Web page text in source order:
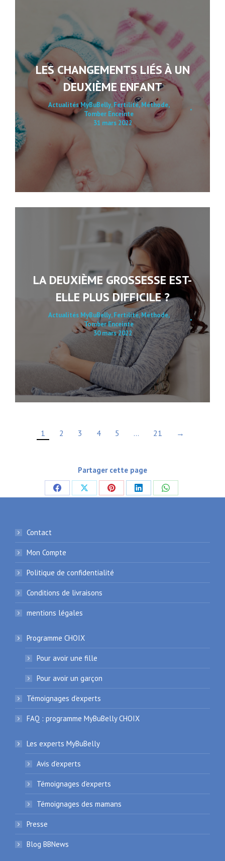
LES CHANGEMENTS LIÉS À UN
DEUXIÈME ENFANT
Actualités MyBuBelly,Fertilité,Méthode,
Tomber Enceinte
31 mars 2022
LA DEUXIÈME GROSSESSE EST-
ELLE PLUS DIFFICILE ?
Actualités MyBuBelly,Fertilité,Méthode,
Tomber Enceinte
30 mars 2022
1 2 3 4 5 … 21 →
Partager cette page
PartagerPartagerPartagerPartagerPartager
Contact
Mon Compte
Politique de confidentialité
Conditions de livraisons
mentions légales
Programme CHOIX
Pour avoir une fille
Pour avoir un garçon
Témoignages d’experts
FAQ : programme MyBuBelly CHOIX
Les experts MyBuBelly
Avis d’experts
Témoignages d’experts
Témoignages des mamans
Presse
Blog BBNews